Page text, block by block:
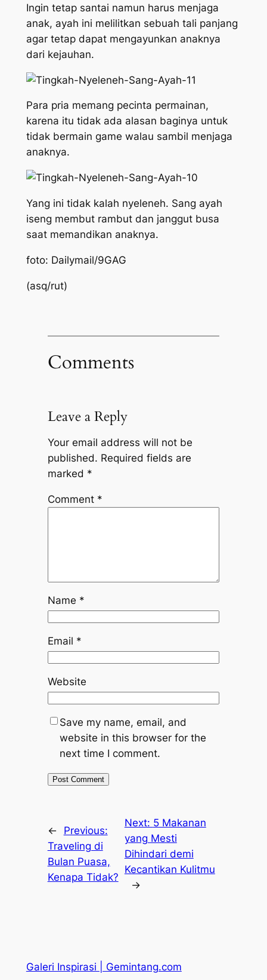
Ingin tetap santai namun harus menjaga
anak, ayah ini melilitkan sebuah tali panjang
agar tetap dapat mengayunkan anaknya
dari kejauhan.
Para pria memang pecinta permainan,
karena itu tidak ada alasan baginya untuk
tidak bermain game walau sambil menjaga
anaknya.
Yang ini tidak kalah nyeleneh. Sang ayah
iseng membut rambut dan janggut busa
saat memandikan anaknya.
foto: Dailymail/9GAG
(asq/rut)
Comments
Leave a Reply
Your email address will not be
published. Required fields are
marked *
Comment *
Name *
Email *
Website
Save my name, email, and
website in this browser for the
next time I comment.
←
Previous:
Traveling di
Bulan Puasa,
Kenapa Tidak?
Next: 5 Makanan
yang Mesti
Dihindari demi
Kecantikan Kulitmu
→
Galeri Inspirasi | Gemintang.com